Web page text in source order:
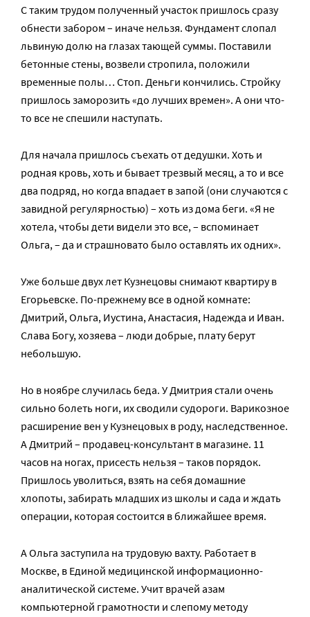
С таким трудом полученный участок пришлось сразу
обнести забором – иначе нельзя. Фундамент слопал
львиную долю на глазах тающей суммы. Поставили
бетонные стены, возвели стропила, положили
временные полы… Стоп. Деньги кончились. Стройку
пришлось заморозить «до лучших времен». А они что-
то все не спешили наступать.
Для начала пришлось съехать от дедушки. Хоть и
родная кровь, хоть и бывает трезвый месяц, а то и все
два подряд, но когда впадает в запой (они случаются с
завидной регулярностью) – хоть из дома беги. «Я не
хотела, чтобы дети видели это все, – вспоминает
Ольга, – да и страшновато было оставлять их одних».
Уже больше двух лет Кузнецовы снимают квартиру в
Егорьевске. По-прежнему все в одной комнате:
Дмитрий, Ольга, Иустина, Анастасия, Надежда и Иван.
Слава Богу, хозяева – люди добрые, плату берут
небольшую.
Но в ноябре случилась беда. У Дмитрия стали очень
сильно болеть ноги, их сводили судороги. Варикозное
расширение вен у Кузнецовых в роду, наследственное.
А Дмитрий – продавец-консультант в магазине. 11
часов на ногах, присесть нельзя – таков порядок.
Пришлось уволиться, взять на себя домашние
хлопоты, забирать младших из школы и сада и ждать
операции, которая состоится в ближайшее время.
А Ольга заступила на трудовую вахту. Работает в
Москве, в Единой медицинской информационно-
аналитической системе. Учит врачей азам
компьютерной грамотности и слепому методу